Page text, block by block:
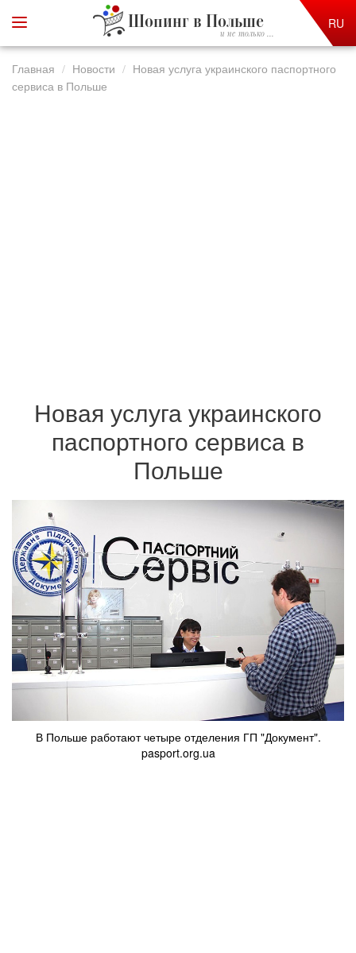
Шопинг в Польше
и не только ...
RU
Главная Новости
Новая услуга украинского паспортного
сервиса в Польше
Новая услуга украинского
паспортного сервиса в
Польше
В Польше работают четыре отделения ГП "Документ".
pasport.org.ua